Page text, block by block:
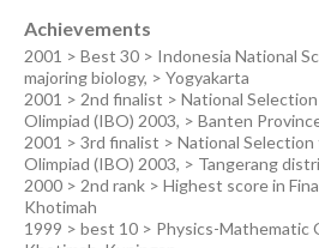
Achievements
2001 > Best 30 > Indonesia National
majoring biology, > Yogyakarta
2001 > 2nd finalist > National
Olimpiad (IBO) 2003, > Banten
2001 > 3rd finalist > National
Olimpiad (IBO) 2003, > Tangerang
2000 > 2nd rank > Highest score in
Khotimah
1999 > best 10 > Physics-Mathematic